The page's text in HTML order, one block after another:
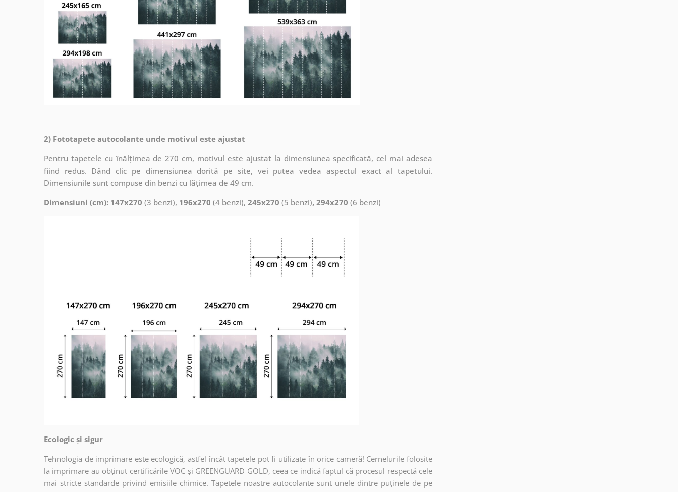
2) Fototapete autocolante unde motivul este ajustat
Pentru tapetele cu înălțimea de 270 cm, motivul este ajustat la dimensiunea specificată, cel mai adesea
fiind redus. Dând clic pe dimensiunea dorită pe site, vei putea vedea aspectul exact al tapetului.
Dimensiunile sunt compuse din benzi cu lățimea de 49 cm.
Dimensiuni (cm): 147x270 (3 benzi), 196x270 (4 benzi), 245x270 (5 benzi), 294x270 (6 benzi)
Ecologic și sigur
Tehnologia de imprimare este ecologică, astfel încât tapetele pot fi utilizate în orice cameră! Cernelurile folosite
la imprimare au obținut certificările VOC și GREENGUARD GOLD, ceea ce indică faptul că procesul respectă cele
mai stricte standarde privind emisiile chimice. Tapetele noastre autocolante sunt unele dintre puținele de pe